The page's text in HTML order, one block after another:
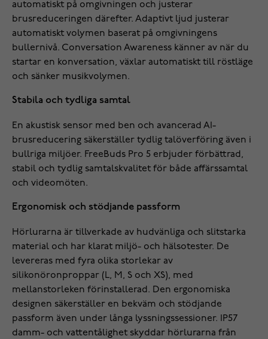
automatiskt på omgivningen och justerar
brusreduceringen därefter. Adaptivt ljud justerar
automatiskt volymen baserat på omgivningens
bullernivå. Conversation Awareness känner av när du
startar en konversation, växlar automatiskt till röstläge
och sänker musikvolymen.
Stabila och tydliga samtal
En akustisk sensor med ben och avancerad AI-
brusreducering säkerställer tydlig talöverföring även i
bullriga miljöer. FreeBuds Pro 5 erbjuder förbättrad,
stabil och tydlig samtalskvalitet för både affärssamtal
och videomöten.
Ergonomisk och stödjande passform
Hörlurarna är tillverkade av hudvänliga och slitstarka
material och har klarat miljö- och hälsotester. De
levereras med fyra olika storlekar av
silikonöronproppar (L, M, S och XS), med
mellanstorleken förinstallerad. Den ergonomiska
designen säkerställer en bekväm och stödjande
passform även under långa lyssningssessioner. IP57
damm- och vattentålighet skyddar hörlurarna från